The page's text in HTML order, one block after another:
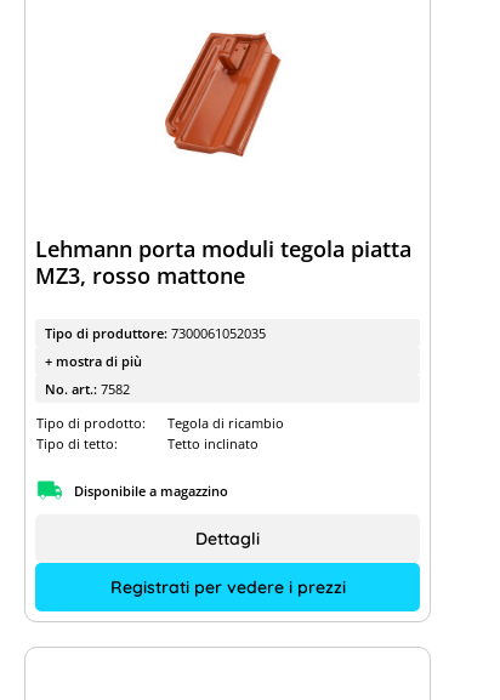
Lehmann porta moduli tegola piatta
MZ3, rosso mattone
Tipo di produttore: 7300061052035
+ mostra di più
No. art.: 7582
Tipo di prodotto:
Tegola di ricambio
Tipo di tetto:
Tetto inclinato
Disponibile a magazzino
Registrati per vedere i prezzi
Dettagli